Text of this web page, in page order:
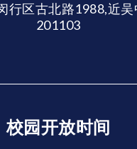
行区古北路1988,近吴
201103
校园开放时间